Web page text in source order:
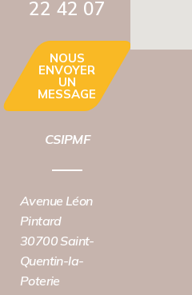
22 42 07‬
NOUS
ENVOYER
UN
MESSAGE
CSIPMF
Avenue Léon
Pintard
30700 Saint-
Quentin-la-
Poterie